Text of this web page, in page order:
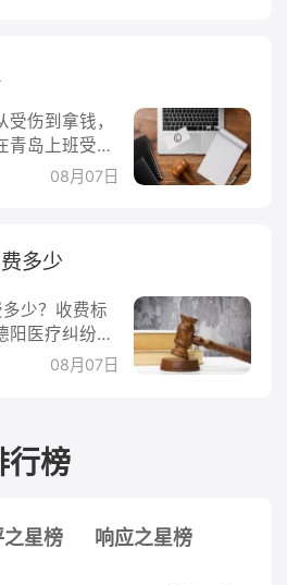
例通常随金
前先做这三
微信聊天记
证明"他欠我
据《最高人
存在的证
伤到拿钱，
青岛上班受了
医院，这没
这篇文章把
次说清楚。
伤先别急着申
例》第十四条
上班前后在
08月07日
多少
少？收费标
阳医疗纠纷律
律师费没有统
。目前德阳的
市场调节
纠纷案件，
价。按标的额
最常见的方
08月07日
行榜
星榜 响应之星榜